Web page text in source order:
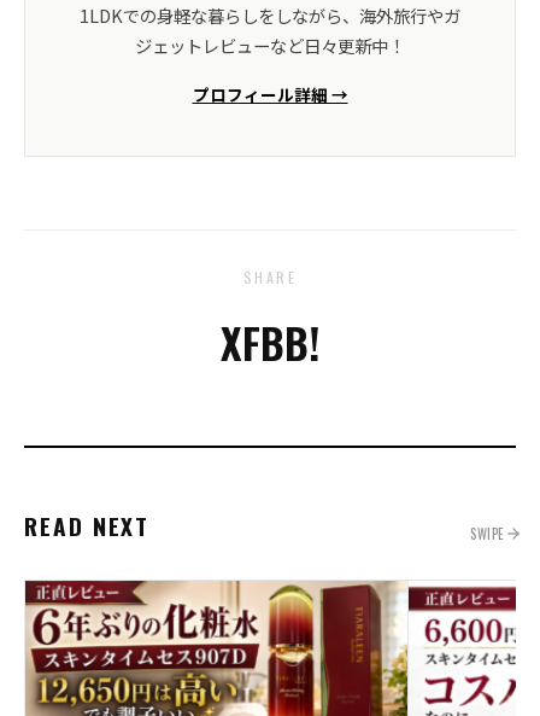
1LDKでの身軽な暮らしをしながら、海外旅行やガ
ジェットレビューなど日々更新中！
プロフィール詳細 →
SHARE
XFBB!
READ NEXT SWIPE